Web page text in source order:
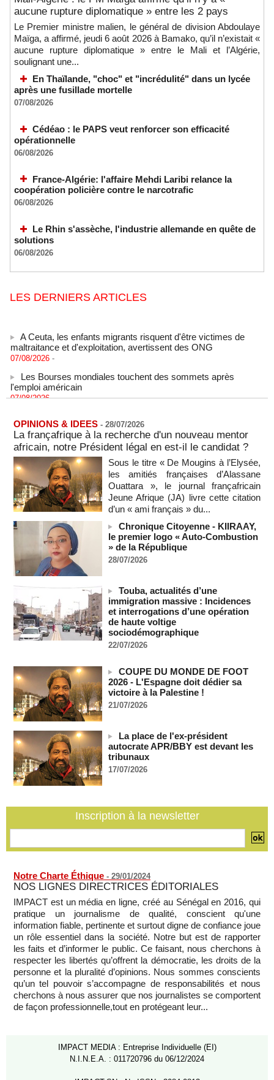
aucune rupture diplomatique » entre les 2 pays
Le Premier ministre malien, le général de division Abdoulaye
Maïga, a affirmé, jeudi 6 août 2026 à Bamako, qu’il n’existait «
aucune rupture diplomatique » entre le Mali et l’Algérie,
soulignant une...
En Thaïlande, "choc" et "incrédulité" dans un lycée
après une fusillade mortelle
07/08/2026
Cédéao : le PAPS veut renforcer son efficacité
opérationnelle
06/08/2026
France-Algérie: l'affaire Mehdi Laribi relance la
coopération policière contre le narcotrafic
06/08/2026
Le Rhin s'assèche, l'industrie allemande en quête de
solutions
06/08/2026
LES DERNIERS ARTICLES
maltraitance et d'exploitation, avertissent des ONG
07/08/2026 -
l'emploi américain
07/08/2026 -
Alassane Ouattara appelle à la contribution de toutes les forces
vives de la nation
07/08/2026 -
Polémique à l’Assemblée nationale : Yaël Braun-Pivet se dit
"dépassée" par les critiques concernant le nouveau pavillon
07/08/2026 -
Depuis le « cessez-le-feu » à Gaza, les forces israéliennes
ont tué 300 enfants palestiniens (UNICEF)
07/08/2026 -
Guinée-Bissau - Première visite de la médiation sénégalaise
après le sommet de la Cedeao
07/08/2026 -
Bénin: Patrice Talon élu président du Sénat, moins de trois
mois après son départ du pouvoir
07/08/2026
Mali-Algérie : le PM Maïga affirme qu’il n’y a « aucune
rupture diplomatique » entre les 2 pays
07/08/2026 -
demande une enquête pour crime de guerre
07/08/2026 -
Côte d'Ivoire : le président Ouattara accorde la grâce à 4.661
détenus
07/08/2026 -
Plagiat à Cambridge - L’université va réexaminer le
recrutement de ses enseignants
07/08/2026 -
La Türkiye, l’Arabie saoudite et le Pakistan signent un accord
conjoint de défense à La Mecque
La Bourse de Paris termine en hausse et poursuit sa course
aux records
OPINIONS & IDEES - 28/07/2026
La françafrique à la recherche d'un nouveau mentor
africain, notre Président légal en est-il le candidat ?
Sous le titre « De Mougins à l’Elysée,
les amitiés françaises d’Alassane
Ouattara », le journal françafricain
Jeune Afrique (JA) livre cette citation
d’un « ami français » du...
Chronique Citoyenne - KIIRAAY,
le premier logo « Auto-Combustion
» de la République
28/07/2026
Touba, actualités d’une
immigration massive : Incidences
et interrogations d’une opération
de haute voltige
sociodémographique
22/07/2026
COUPE DU MONDE DE FOOT
2026 - L'Espagne doit dédier sa
victoire à la Palestine !
21/07/2026
La place de l'ex-président
autocrate APR/BBY est devant les
tribunaux
17/07/2026
Inscription à la newsletter
Notre Charte Éthique - 29/01/2024
NOS LIGNES DIRECTRICES ÉDITORIALES
IMPACT est un média en ligne, créé au Sénégal en 2016, qui
pratique un journalisme de qualité, conscient qu'une
information fiable, pertinente et surtout digne de confiance joue
un rôle essentiel dans la société. Notre but est de rapporter
les faits et d’informer le public. Ce faisant, nous cherchons à
respecter les libertés qu’offrent la démocratie, les droits de la
personne et la pluralité d’opinions. Nous sommes conscients
qu’un tel pouvoir s’accompagne de responsabilités et nous
cherchons à nous assurer que nos journalistes se comportent
de façon professionnelle,tout en protégeant leur...
IMPACT MEDIA : Entreprise Individuelle (EI)
N.I.N.E.A. : 011720796 du 06/12/2024